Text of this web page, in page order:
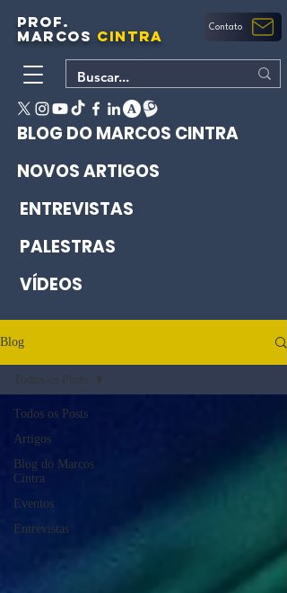
PROF.
MARCOS CINTRA Contato
BLOG DO MARCOS CINTRA
NOVOS ARTIGOS
ENTREVISTAS
PALESTRAS
VÍDEOS
Blog
Todos os Posts
Artigos
Blog do Marcos
Cintra
Eventos
Entrevistas
Todos os Posts